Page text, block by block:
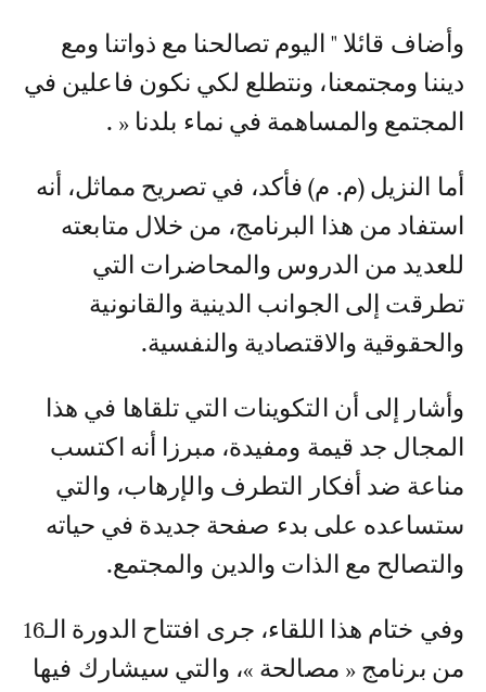
وأضاف قائلا " اليوم تصالحنا مع ذواتنا ومع
ديننا ومجتمعنا، ونتطلع لكي نكون فاعلين في
المجتمع والمساهمة في نماء بلدنا « .
أما النزيل (م. م) فأكد، في تصريح مماثل، أنه
استفاد من هذا البرنامج، من خلال متابعته
للعديد من الدروس والمحاضرات التي
تطرقت إلى الجوانب الدينية والقانونية
والحقوقية والاقتصادية والنفسية.
وأشار إلى أن التكوينات التي تلقاها في هذا
المجال جد قيمة ومفيدة، مبرزا أنه اكتسب
مناعة ضد أفكار التطرف والإرهاب، والتي
ستساعده على بدء صفحة جديدة في حياته
والتصالح مع الذات والدين والمجتمع.
وفي ختام هذا اللقاء، جرى افتتاح الدورة الـ16
من برنامج « مصالحة »، والتي سيشارك فيها